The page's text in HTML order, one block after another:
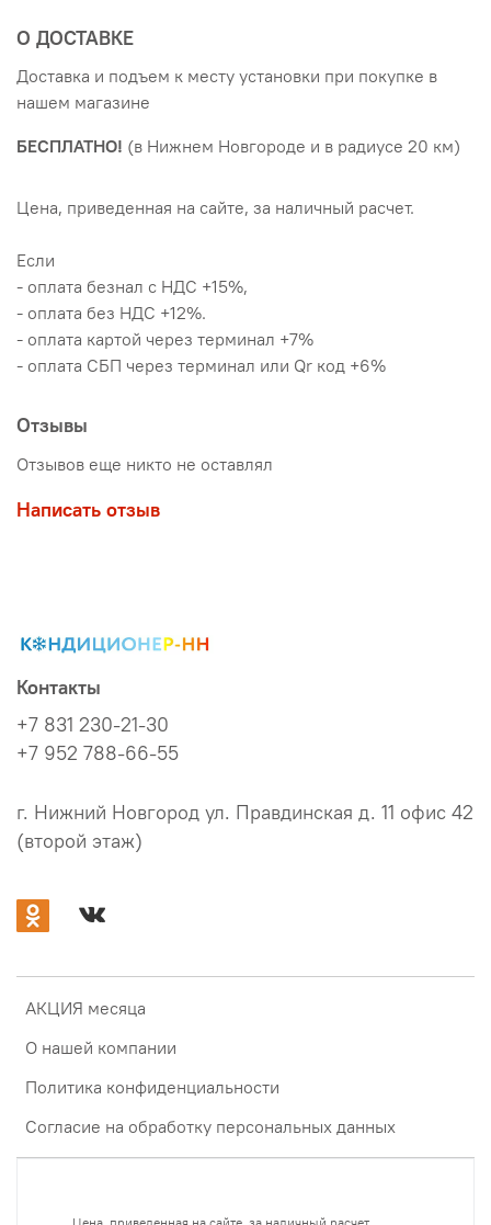
О ДОСТАВКЕ
Доставка и подъем к месту установки при покупке в
нашем магазине
БЕСПЛАТНО! (в Нижнем Новгороде и в радиусе 20 км)
Цена, приведенная на сайте, за наличный расчет.
Если
- оплата безнал с НДС +15%,
- оплата без НДС +12%.
- оплата картой через терминал +7%
- оплата СБП через терминал или Qr код +6%
Отзывы
Отзывов еще никто не оставлял
Написать отзыв
АКЦИЯ месяца
О нашей компании
Политика конфиденциальности
Согласие на обработку персональных данных
Контакты
+7 831 230-21-30
+7 952 788-66-55
г. Нижний Новгород ул. Правдинская д. 11 офис 42
(второй этаж)